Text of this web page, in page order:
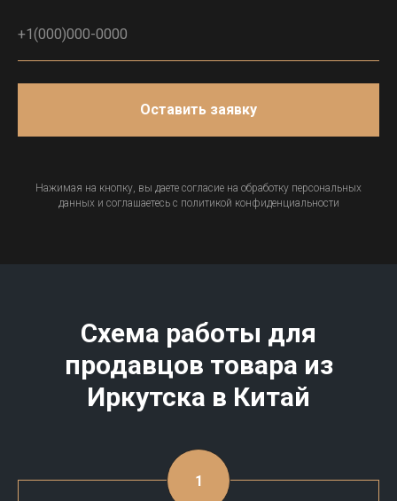
Оставить заявку
Нажимая на кнопку, вы даете согласие на обработку персональных
данных и соглашаетесь c политикой конфиденциальности
Схема работы для
продавцов товара из
Иркутска в Китай